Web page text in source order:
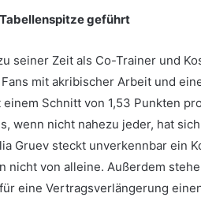
geführt
seiner Zeit als Co-Trainer und
mit akribischer Arbeit und
Schnitt von 1,53 Punkten
wenn nicht nahezu jeder, hat
Gruev steckt unverkennbar ein
von alleine. Außerdem
eine Vertragsverlängerung